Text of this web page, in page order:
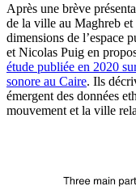
Après une brève
de la ville au Maghreb
dimensions de l’espace
et Nicolas Puig en
étude publiée en 2020
sonore au Caire. Ils
émergent des données
mouvement et la ville